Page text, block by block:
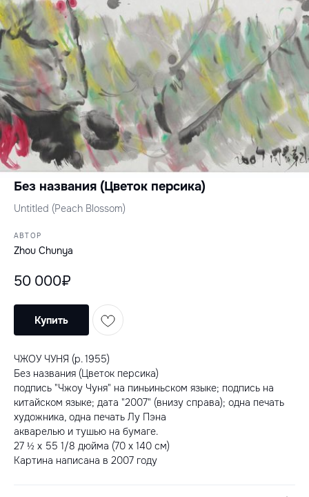
Без названия (Цветок персика)
Untitled (Peach Blossom)
АВТОР
Zhou Chunya
50 000₽
Купить
ЧЖОУ ЧУНЯ (р. 1955)
Без названия (Цветок персика)
подпись "Чжоу Чуня" на пиньиньском языке; подпись на
китайском языке; дата "2007" (внизу справа); одна печать
художника, одна печать Лу Пэна
акварелью и тушью на бумаге.
27 ½ x 55 1/8 дюйма (70 x 140 см)
Картина написана в 2007 году